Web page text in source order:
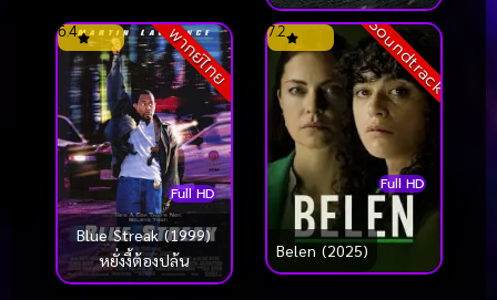
เกียรติยศแห่งราชนาวี
พากย์ไทย
Full HD
6.4
Blue Streak (1999)
หยั่งงี้ต้องปล้น
Soundtrack
Full HD
7.2
Belen (2025)